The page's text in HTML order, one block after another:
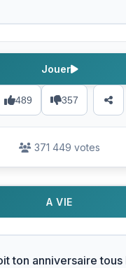
489 357
Jouer
371 449 votes
A VIE
ton anniversaire tous